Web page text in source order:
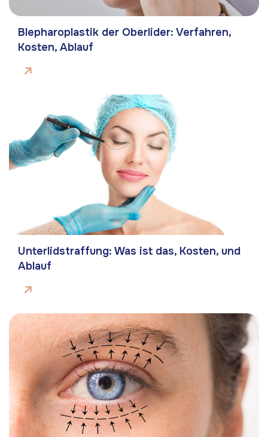
Blepharoplastik der Oberlider: Verfahren,
Kosten, Ablauf
Unterlidstraffung: Was ist das, Kosten, und
Ablauf